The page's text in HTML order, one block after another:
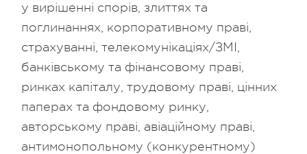
у вирішенні спорів, злиттях та
поглинаннях, корпоративному праві,
страхуванні, телекомунікаціях/ЗМІ,
банківському та фінансовому праві,
ринках капіталу, трудовому праві, цінних
паперах та фондовому ринку,
авторському праві, авіаційному праві,
антимонопольному (конкурентному)